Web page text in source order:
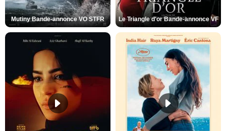
Mutiny Bande-annonce VO STFR Le Triangle d'or Bande-annonce VF